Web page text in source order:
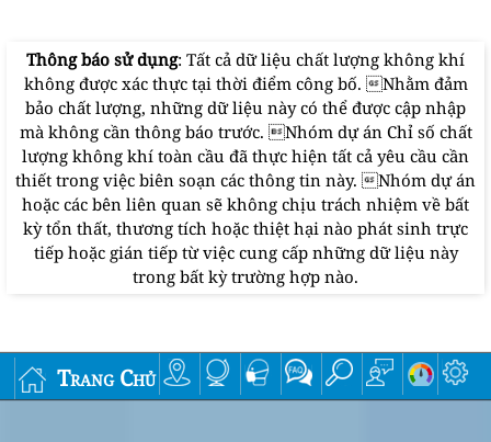
Thông báo sử dụng: Tất cả dữ liệu chất lượng không khí
không được xác thực tại thời điểm công bố. Nhằm đảm
bảo chất lượng, những dữ liệu này có thể được cập nhập
mà không cần thông báo trước. Nhóm dự án Chỉ số chất
lượng không khí toàn cầu đã thực hiện tất cả yêu cầu cần
thiết trong việc biên soạn các thông tin này. Nhóm dự án
hoặc các bên liên quan sẽ không chịu trách nhiệm về bất
kỳ tổn thất, thương tích hoặc thiệt hại nào phát sinh trực
tiếp hoặc gián tiếp từ việc cung cấp những dữ liệu này
trong bất kỳ trường hợp nào.
Trang Chủ